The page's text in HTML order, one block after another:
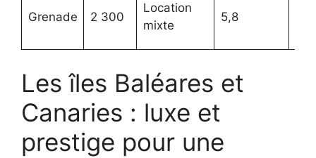
Grenade 2 300
Location
mixte
5,8
Les îles Baléares et
Canaries : luxe et
prestige pour une